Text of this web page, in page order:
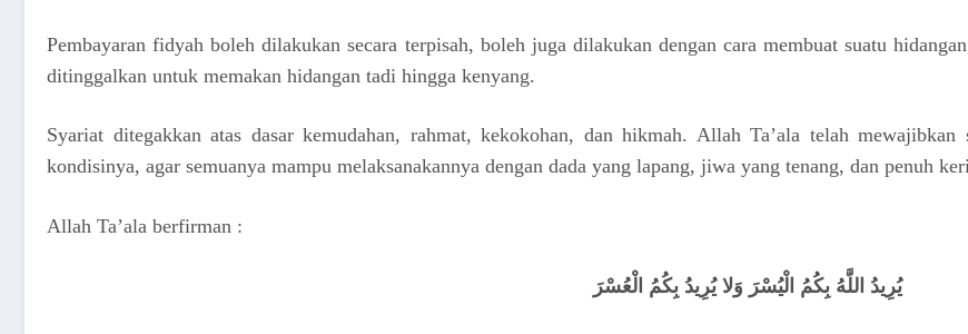
Pembayaran fidyah boleh dilakukan secara terpisah, boleh juga dilakukan dengan cara membuat suatu
ditinggalkan untuk memakan hidangan tadi hingga kenyang.
Syariat ditegakkan atas dasar kemudahan, rahmat, kekokohan, dan hikmah. Allah Ta’ala telah
kondisinya, agar semuanya mampu melaksanakannya dengan dada yang lapang, jiwa yang tenang, dan penuh
Allah Ta’ala berfirman :
يُرِيدُ اللَّهُ بِكُمُ الْيُسْرَ وَلا يُرِيدُ بِكُمُ الْعُسْرَ